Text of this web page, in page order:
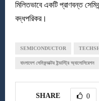
মিলিতভাবে একটি প্রাণবন্ত
বদ্ধপরিকর।
SEMICONDUCTOR
বাংলাদেশ সেমিকন্ডাক্টর ইন্ডাস্ট্রি অ্যাসোসিয়েশন
SHARE 0